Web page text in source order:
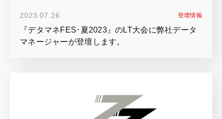
2023.07.26 登壇情報
『デタマネFES･夏2023』のLT大会に弊社データ
マネージャーが登壇します。